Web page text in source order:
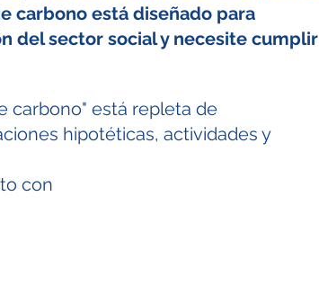
carbono está diseñado para
del sector social y necesite cumplir
carbono" está repleta de
hipotéticas, actividades y
con